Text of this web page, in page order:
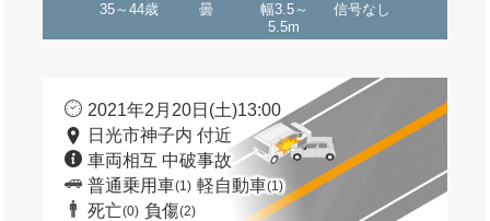
35～44歳 曇
幅3.5～
5.5m
信号なし
2021年2月20日(土)13:00
日光市神子内 付近
車両相互 中破事故
普通乗用車(1) 軽自動車(1)
死亡(0) 負傷(2)